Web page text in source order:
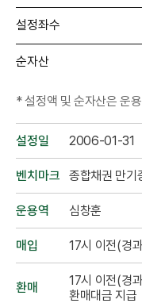
설정좌수
순자산
* 설정액 및 순자산은 운
설정일 2006-01-31
벤치마크 종합채권 만
운용역 심창훈
매입 17시 이전(경
환매
17시 이전(경
환매대금 지급